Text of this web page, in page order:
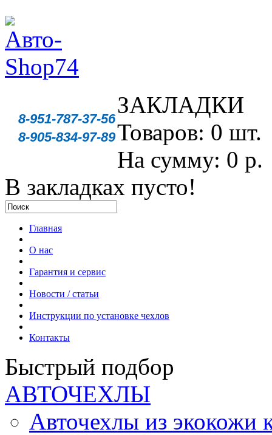
8-951-787-37-56
8-905-834-97-89
ЗАКЛАДКИ
Товаров: 0 шт.
На сумму: 0 р.
В закладках пусто!
Главная
О нас
Гарантия и сервис
Новости / статьи
Инструкции по установке чехлов
Контакты
Быстрый подбор
АВТОЧЕХЛЫ
Авточехлы из